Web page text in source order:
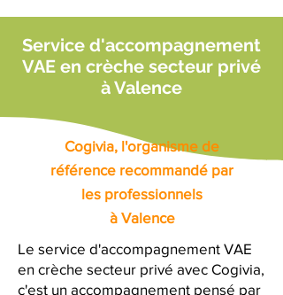
Service d'accompagnement
VAE en crèche secteur privé
à Valence
Cogivia, l'organisme de
référence recommandé par
les professionnels
à Valence
Le service d'accompagnement VAE
en crèche secteur privé avec Cogivia,
c'est un accompagnement pensé par